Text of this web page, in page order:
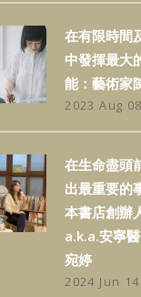
在有限時間
中發揮最大
能：藝術家
2023 Aug 08
在生命盡頭
出最重要的
本書店創辦
a.k.a.安寧
宛婷
2024 Jun 14